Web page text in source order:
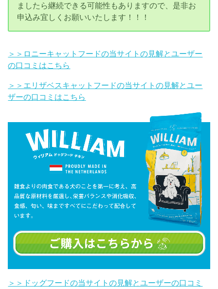
ましたら継続できる可能性もありますので、是非お
申込み宜しくお願いいたします！！！
＞＞ロニーキャットフードの当サイトの見解とユーザー
の口コミはこちら
＞＞エリザベスキャットフードの当サイトの見解とユー
ザーの口コミはこちら
＞＞ドッグフードの当サイトの見解とユーザーの口コミ